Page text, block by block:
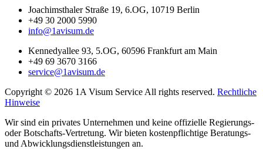
Joachimsthaler Straße 19, 6.OG, 10719 Berlin
+49 30 2000 5990
info@1avisum.de
Kennedyallee 93, 5.OG, 60596 Frankfurt am Main
+49 69 3670 3166
service@1avisum.de
Copyright © 2026 1A Visum Service All rights reserved. Rechtliche
Hinweise
Wir sind ein privates Unternehmen und keine offizielle Regierungs-
oder Botschafts-Vertretung. Wir bieten kostenpflichtige Beratungs-
und Abwicklungsdienstleistungen an.